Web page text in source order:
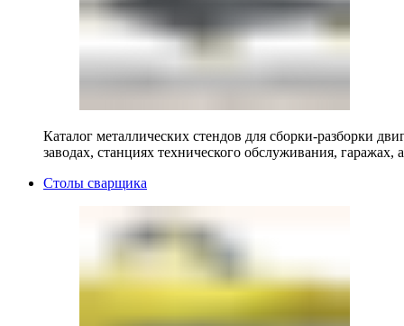
Каталог металлических стендов для сборки-разборки
заводах, станциях технического обслуживания, гаражах,
Столы сварщика